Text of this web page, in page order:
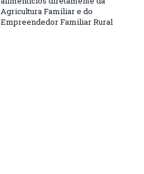
Agricultura Familiar e do
Empreendedor Familiar Rural